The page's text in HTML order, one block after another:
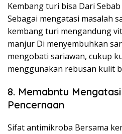
Kembang turi bisa Dari
Sebagai mengatasi masalah
kembang turi mengandung
manjur Di menyembuhkan
mengobati sariawan, cukup
menggunakan rebusan kulit
8. Memabntu
Pencernaan
Sifat antimikroba Bersama